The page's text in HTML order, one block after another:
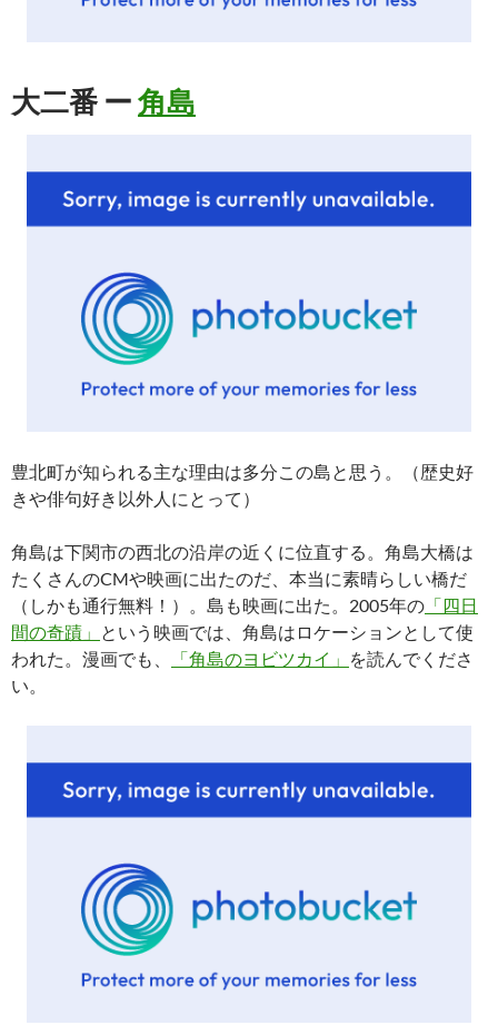
大二番 ー角島
豊北町が知られる主な理由は多分この島と思う。（歴史好
きや俳句好き以外人にとって）
角島は下関市の西北の沿岸の近くに位直する。角島大橋は
たくさんのCMや映画に出たのだ、本当に素晴らしい橋だ
（しかも通行無料！）。島も映画に出た。2005年の 「四日
間の奇蹟」 という映画では、角島はロケーションとして使
われた。漫画でも、
「角島のヨビツカイ」 を読んでくださ
い。